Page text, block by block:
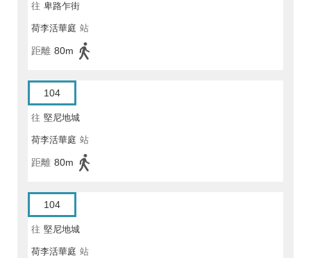
往 卑路乍街
荷李活華庭 站
距離 80m
104
往 堅尼地城
荷李活華庭 站
距離 80m
104
往 堅尼地城
荷李活華庭 站